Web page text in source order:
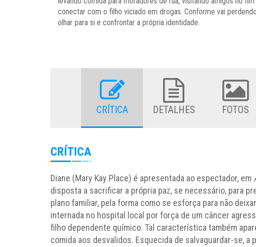
conectar com o filho viciado em drogas. Conforme vai
olhar para si e confrontar a própria identidade.
CRÍTICA DETALHES FOTOS
CRÍTICA
Diane (Mary Kay Place) é apresentada ao espectador, em
disposta a sacrificar a própria paz, se necessário, para
plano familiar, pela forma como se esforça para não
internada no hospital local por força de um câncer
filho dependente químico. Tal característica também
comida aos desvalidos. Esquecida de salvaguardar-se,